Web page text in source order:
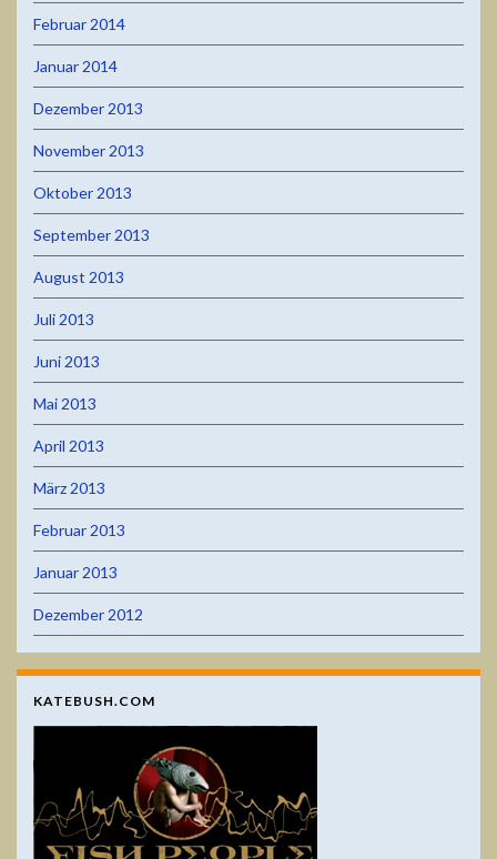
Februar 2014
Januar 2014
Dezember 2013
November 2013
Oktober 2013
September 2013
August 2013
Juli 2013
Juni 2013
Mai 2013
April 2013
März 2013
Februar 2013
Januar 2013
Dezember 2012
KATEBUSH.COM